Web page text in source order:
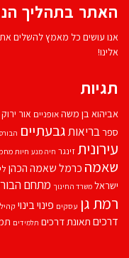
האתר בתהליך
אנו עושים כל מאמץ להשלים
אלינו!
תגיות
אביהוא בן משהאופניים אור ירוק
ספרבריאותגבעתיים
עירוניתזינגר חיה מנע חיות
שאמה כרמל שאמה הכהן
ישראל משרד החינוך מתחם
רמת גן עסקים פינוי בינוי
דרכים תאונת דרכים תלמידים